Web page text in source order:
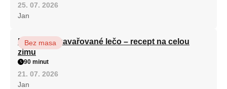
25. 07. 2026
Jan
Babiččino zavařované lečo – recept na celou
zimu
Bez masa
90 minut
21. 07. 2026
Jan